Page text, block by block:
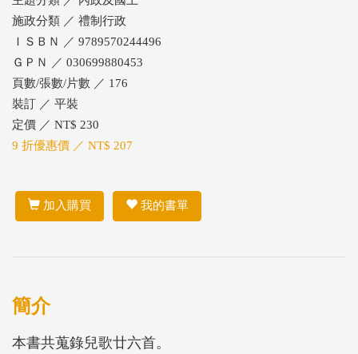
施政分類 ／ 禮制行政
ＩＳＢＮ ／ 9789570244496
ＧＰＮ ／ 030699880453
頁數/張數/片數 ／ 176
裝訂 ／ 平裝
定價 ／ NT$ 230
9 折優惠價 ／ NT$ 207
加入購買 我的書單
簡介
本書共蒐錄兒歌廿六首。